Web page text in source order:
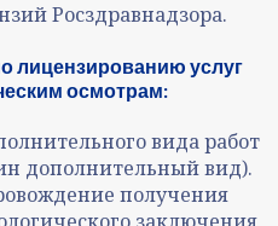
Росздравнадзора.
лицензированию услуг
осмотрам:
вида работ
дополнительный вид).
получения